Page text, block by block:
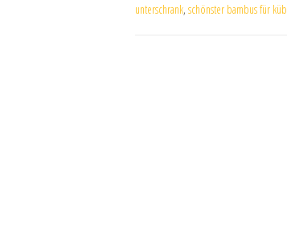
unterschrank, schönster bambus für